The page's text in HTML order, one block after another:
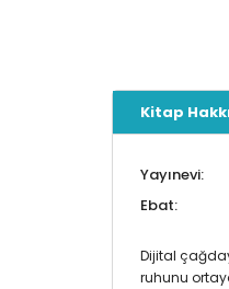
Kitap
Yayınevi:
Ebat:
Dijital
ruhunu